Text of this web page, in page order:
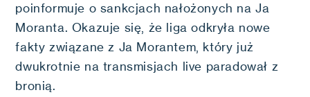
poinformuje o sankcjach nałożonych na Ja
Moranta. Okazuje się, że liga odkryła nowe
fakty związane z Ja Morantem, który już
dwukrotnie na transmisjach live paradował z
bronią.